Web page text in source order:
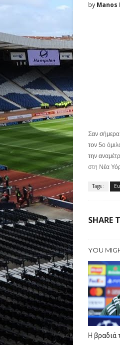
by Manos
Σαν
τον 5ο
την
στη Νέα
Tags :
SHARE
YOU
Η βραδιά